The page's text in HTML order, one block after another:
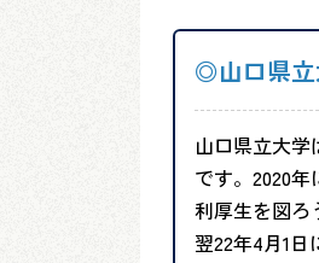
◎山口県立
山口県立大
です。2020
利厚生を図ろ
翌22年4月1